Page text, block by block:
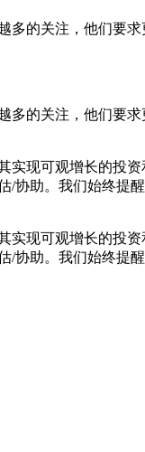
的关注，他们要
的关注，他们要
现可观增长的投
协助。我们始终提
现可观增长的投
协助。我们始终提